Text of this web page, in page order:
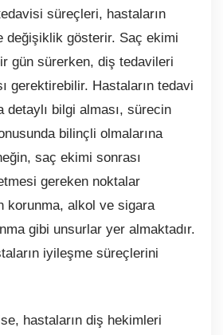
süreçleri, hastaların
değişiklik gösterir. Saç ekimi
gün sürerken, diş tedavileri
gerektirebilir. Hastaların tedavi
detaylı bilgi alması, sürecin
bilinçli olmalarına
saç ekimi sonrası
gereken noktalar
korunma, alkol ve sigara
gibi unsurlar yer almaktadır.
iyileşme süreçlerini
hastaların diş hekimleri